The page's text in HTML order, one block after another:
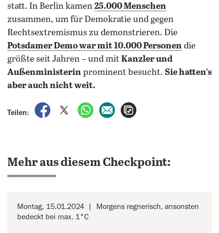
statt. In Berlin kamen 25.000 Menschen
zusammen, um für Demokratie und gegen
Rechtsextremismus zu demonstrieren. Die
Potsdamer Demo war mit 10.000 Personen die
größte seit Jahren – und mit Kanzler und
Außenministerin prominent besucht. Sie hatten’s
aber auch nicht weit.
Teilen:
auf Facebook teilen
auf X teilenper WhatsApp teilen
per E-Mail teilen
Mehr aus diesem Checkpoint:
Montag, 15.01.2024
Morgens regnerisch, ansonsten
bedeckt bei max. 1°C